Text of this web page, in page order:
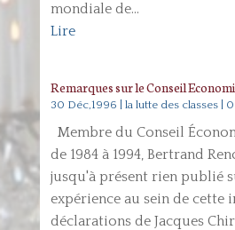
mondiale de...
Lire
Remarques sur le Conseil
30 Déc,1996 la lutte des classes| 0
Membre du Conseil
de 1984 à 1994, Bertrand
jusqu'à présent rien publié
expérience au sein de cette
déclarations de Jacques